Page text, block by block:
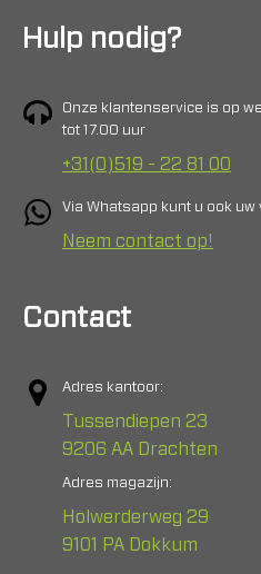
Hulp nodig?
Onze klantenservice is op
tot 17.00 uur
+31(0)519 - 22 81 00
Via Whatsapp kunt u ook uw
Neem contact op!
Contact
Adres kantoor:
Tussendiepen 23
9206 AA Drachten
Adres magazijn:
Holwerderweg 29
9101 PA Dokkum